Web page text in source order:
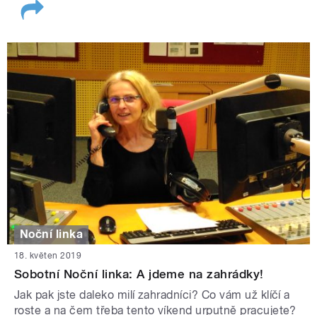
Noční linka
18. květen 2019
Sobotní Noční linka: A jdeme na zahrádky!
Jak pak jste daleko milí zahradníci? Co vám už klíčí a
roste a na čem třeba tento víkend urputně pracujete?